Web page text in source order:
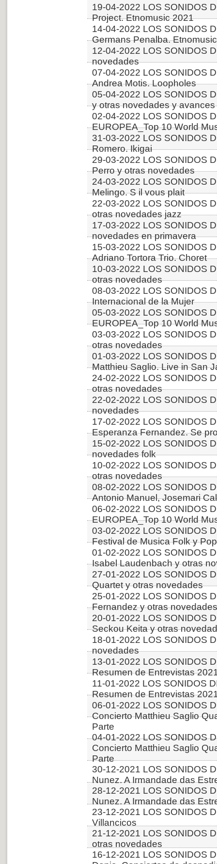
19-04-2022 LOS SONIDOS
Project. Etnomusic 2021
14-04-2022 LOS SONIDOS
Germans Penalba.
12-04-2022 LOS SONIDOS
novedades
07-04-2022 LOS SONIDOS
Andrea Motis. Loopholes
05-04-2022 LOS SONIDOS
y otras novedades y avances
02-04-2022 LOS SONIDOS
EUROPEA_Top 10 World
31-03-2022 LOS SONIDOS
Romero. Ikigai
29-03-2022 LOS SONIDOS
Perro y otras novedades
24-03-2022 LOS SONIDOS
Melingo. S il vous plait
22-03-2022 LOS SONIDOS
otras novedades jazz
17-03-2022 LOS SONIDOS
novedades en primavera
15-03-2022 LOS SONIDOS
Adriano Tortora Trio. Choret
10-03-2022 LOS SONIDOS
otras novedades
08-03-2022 LOS SONIDOS
Internacional de la Mujer
05-03-2022 LOS SONIDOS
EUROPEA_Top 10 World
03-03-2022 LOS SONIDOS
otras novedades
01-03-2022 LOS SONIDOS
Matthieu Saglio. Live in San
24-02-2022 LOS SONIDOS
otras novedades
22-02-2022 LOS SONIDOS
novedades
17-02-2022 LOS SONIDOS
Esperanza Fernandez. Se
15-02-2022 LOS SONIDOS
novedades folk
10-02-2022 LOS SONIDOS
otras novedades
08-02-2022 LOS SONIDOS
Antonio Manuel, Josemari
06-02-2022 LOS SONIDOS
EUROPEA_Top 10 World
03-02-2022 LOS SONIDOS
Festival de Musica Folk y
01-02-2022 LOS SONIDOS
Isabel Laudenbach y otras
27-01-2022 LOS SONIDOS
Quartet y otras novedades
25-01-2022 LOS SONIDOS
Fernandez y otras novedades
20-01-2022 LOS SONIDOS
Seckou Keita y otras
18-01-2022 LOS SONIDOS
novedades
13-01-2022 LOS SONIDOS
Resumen de Entrevistas
11-01-2022 LOS SONIDOS
Resumen de Entrevistas
06-01-2022 LOS SONIDOS
Concierto Matthieu Saglio
Parte
04-01-2022 LOS SONIDOS
Concierto Matthieu Saglio
Parte
30-12-2021 LOS SONIDOS
Nunez. A Irmandade das
28-12-2021 LOS SONIDOS
Nunez. A Irmandade das
23-12-2021 LOS SONIDOS
Villancicos
21-12-2021 LOS SONIDOS
otras novedades
16-12-2021 LOS SONIDOS